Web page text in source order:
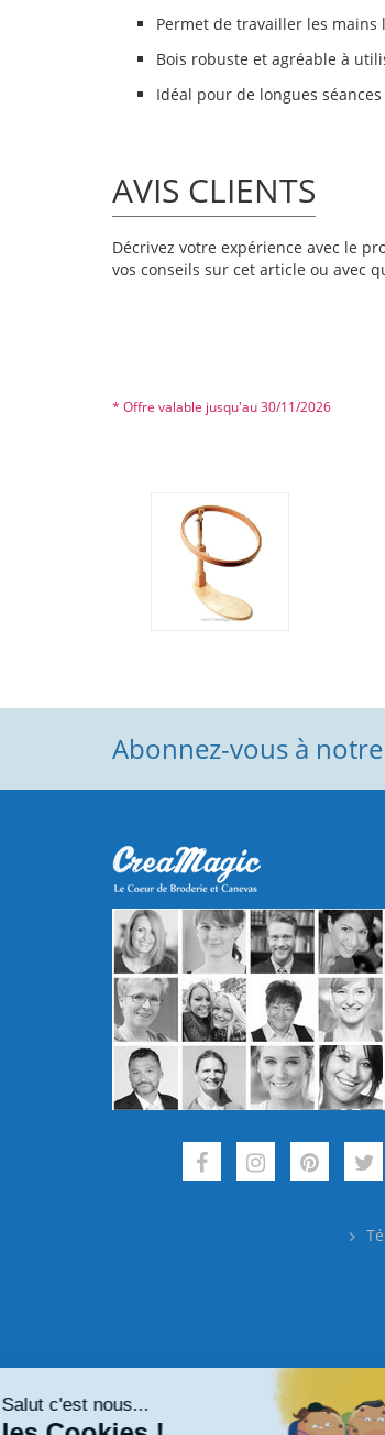
Permet de travailler les
Bois robuste et agréable à
Idéal pour de longues
AVIS CLIENTS
Décrivez votre expérience avec le
vos conseils sur cet article ou avec
* Offre valable jusqu'au 30/11/2026
Abonnez-vous à notre